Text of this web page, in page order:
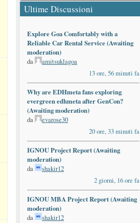
Ultime Discussioni
Explore Goa Comfortably with a
Reliable Car Rental Service (Awaiting
moderation)
da
amitsuklagoa
13 ore, 56 minuti fa
Why are EDHmeta fans exploring
evergreen edhmeta after GenCon?
(Awaiting moderation)
da
evarose30
20 ore, 33 minuti fa
IGNOU Project Report (Awaiting
moderation)
da
shakir12
2 giorni, 16 ore fa
IGNOU MBA Project Report (Awaiting
moderation)
da
shakir12